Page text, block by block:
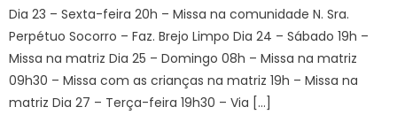
Dia 23 – Sexta-feira 20h – Missa na comunidade N. Sra.
Perpétuo Socorro – Faz. Brejo Limpo Dia 24 – Sábado 19h –
Missa na matriz Dia 25 – Domingo 08h – Missa na matriz
09h30 – Missa com as crianças na matriz 19h – Missa na
matriz Dia 27 – Terça-feira 19h30 – Via […]